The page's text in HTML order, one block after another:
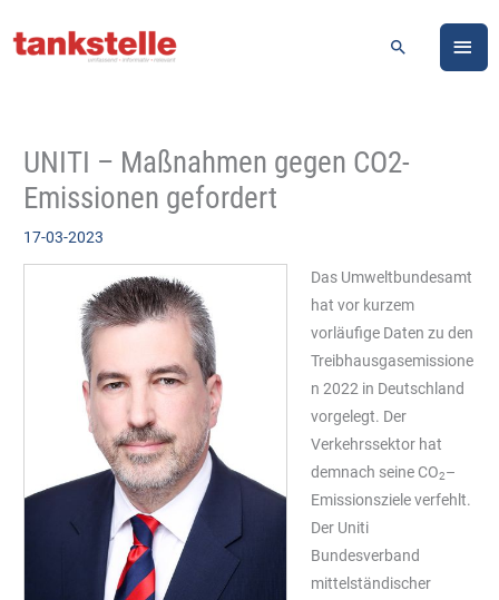
Inhalt
Suchen
UNITI – Maßnahmen gegen CO2-
Emissionen gefordert
17-03-2023
Das Umweltbundesamt
hat vor kurzem
vorläufige Daten zu den
Treibhausgasemissione
n 2022 in Deutschland
vorgelegt. Der
Verkehrssektor hat
demnach seine CO2–
Emissionsziele verfehlt.
Der Uniti
Bundesverband
mittelständischer